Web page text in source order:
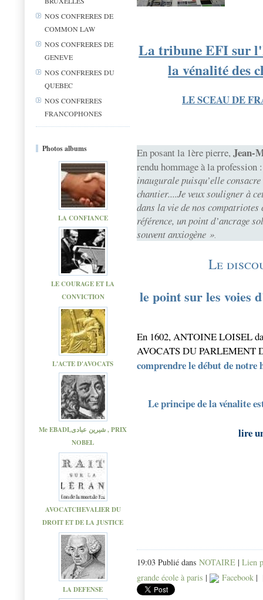
NOS CONFRERES DE
COMMON LAW
NOS CONFRERES DE
GENEVE
NOS CONFRERES DU
QUEBEC
NOS CONFRERES
FRANCOPHONES
Photos albums
LA CONFIANCE
LE COURAGE ET LA
CONVICTION
L'ACTE D'AVOCATS
Me EBADI,شیرین عبادی , PRIX
NOBEL
AVOCATCHEVALIER DU
DROIT ET DE LA JUSTICE
LA DEFENSE
La tribune EFI sur
la vénalité des
LE SCEAU DE
En posant la 1ère pierre, Jean-
rendu hommage à la profession
inaugurale puisqu’elle
chantier....Je veux souligner à
dans la vie de nos compatriotes
référence, un point d’ancrage
souvent anxiogène ».
Le
le point sur les voies
En 1602, ANTOINE LOISEL
AVOCATS DU PARLEMENT
comprendre le début de notre
Le principe de la vénalite
lire
19:03 Publié dans NOTAIRE | Lien
grande école à paris | Facebook |